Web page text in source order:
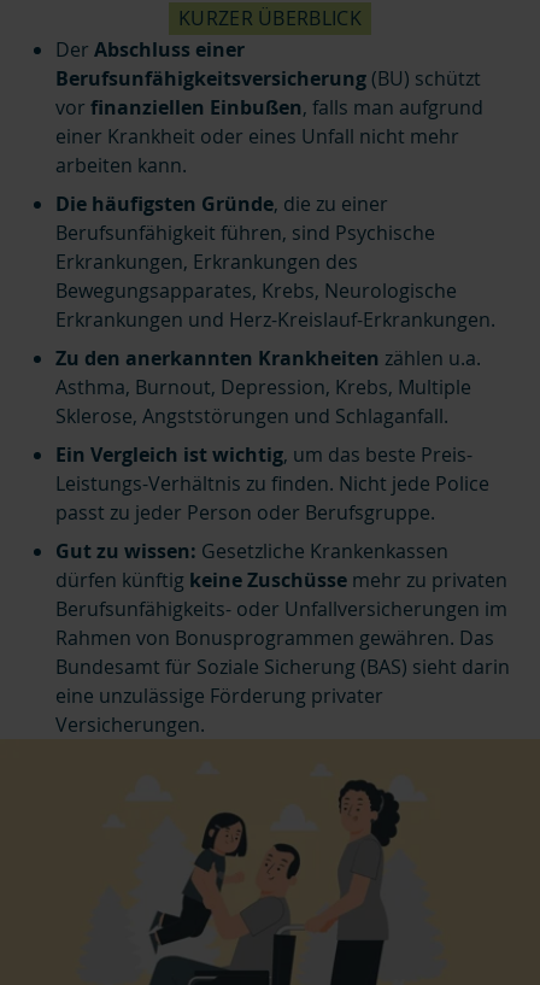
KURZER ÜBERBLICK
Der Abschluss einer
Berufsunfähigkeitsversicherung (BU) schützt
vor finanziellen Einbußen, falls man aufgrund
einer Krankheit oder eines Unfall nicht mehr
arbeiten kann.
Die häufigsten Gründe, die zu einer
Berufsunfähigkeit führen, sind Psychische
Erkrankungen, Erkrankungen des
Bewegungsapparates, Krebs, Neurologische
Erkrankungen und Herz-Kreislauf-Erkrankungen.
Zu den anerkannten Krankheiten zählen u.a.
Asthma, Burnout, Depression, Krebs, Multiple
Sklerose, Angststörungen und Schlaganfall.
Ein Vergleich ist wichtig, um das beste Preis-
Leistungs-Verhältnis zu finden. Nicht jede Police
passt zu jeder Person oder Berufsgruppe.
Gut zu wissen: Gesetzliche Krankenkassen
dürfen künftig keine Zuschüsse mehr zu privaten
Berufsunfähigkeits- oder Unfallversicherungen im
Rahmen von Bonusprogrammen gewähren. Das
Bundesamt für Soziale Sicherung (BAS) sieht darin
eine unzulässige Förderung privater
Versicherungen.